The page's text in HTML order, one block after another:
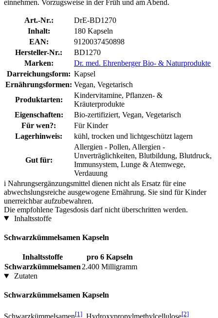
einnehmen. Vorzugsweise in der Früh und am Abend.
Art.-Nr.:
DrE-BD1270
Inhalt:
180 Kapseln
EAN:
9120037450898
Hersteller-Nr.:
BD1270
Marken:
Dr. med. Ehrenberger Bio- & Naturprodukte
Darreichungsform: Kapsel
Ernährungsformen: Vegan, Vegetarisch
Produktarten:
Kindervitamine, Pflanzen- &
Kräuterprodukte
Eigenschaften:
Bio-zertifiziert, Vegan, Vegetarisch
Für wen?:
Für Kinder
Lagerhinweis:
kühl, trocken und lichtgeschützt lagern
Gut für:
Allergien - Pollen, Allergien -
Unverträglichkeiten, Blutbildung, Blutdruck,
Immunsystem, Lunge & Atemwege,
Verdauung
i Nahrungsergänzungsmittel dienen nicht als Ersatz für eine
abwechslungsreiche ausgewogene Ernährung. Sie sind für Kinder
unerreichbar aufzubewahren.
Die empfohlene Tagesdosis darf nicht überschritten werden.
Inhaltsstoffe
Schwarzkümmelsamen Kapseln
Inhaltsstoffe
pro 6 Kapseln
Schwarzkümmelsamen 2.400 Milligramm
Zutaten
Schwarzkümmelsamen Kapseln
Schwarzkümmelsamen[1] , Hydroxypropylmethylcellulose[2]